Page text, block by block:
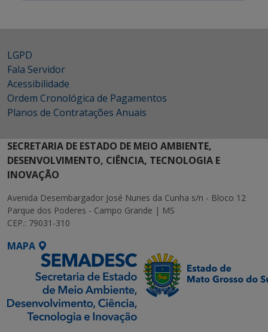
LGPD
Fala Servidor
Acessibilidade
Ordem Cronológica de Pagamentos
Planos de Contratações Anuais
SECRETARIA DE ESTADO DE MEIO AMBIENTE,
DESENVOLVIMENTO, CIÊNCIA, TECNOLOGIA E
INOVAÇÃO
Avenida Desembargador José Nunes da Cunha s/n - Bloco 12
Parque dos Poderes - Campo Grande | MS
CEP.: 79031-310
MAPA